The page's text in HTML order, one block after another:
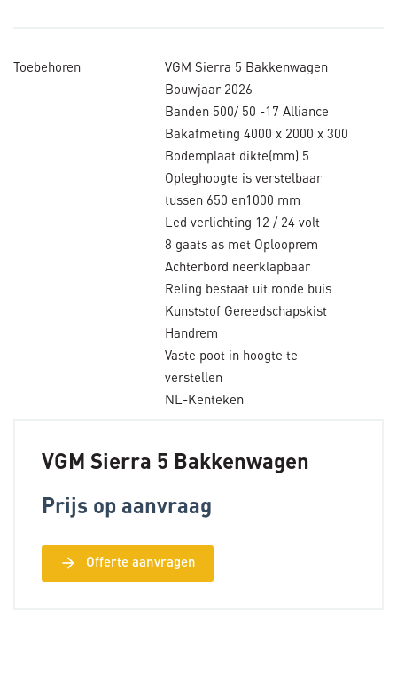
Toebehoren
VGM Sierra 5 Bakkenwagen
Bouwjaar 2026
Banden 500/ 50 -17 Alliance
Bakafmeting 4000 x 2000 x 300
Bodemplaat dikte(mm) 5
Opleghoogte is verstelbaar
tussen 650 en1000 mm
Led verlichting 12 / 24 volt
8 gaats as met Oplooprem
Achterbord neerklapbaar
Reling bestaat uit ronde buis
Kunststof Gereedschapskist
Handrem
Vaste poot in hoogte te
verstellen
NL-Kenteken
VGM Sierra 5 Bakkenwagen
Prijs op aanvraag
arrow_forward Offerte aanvragen